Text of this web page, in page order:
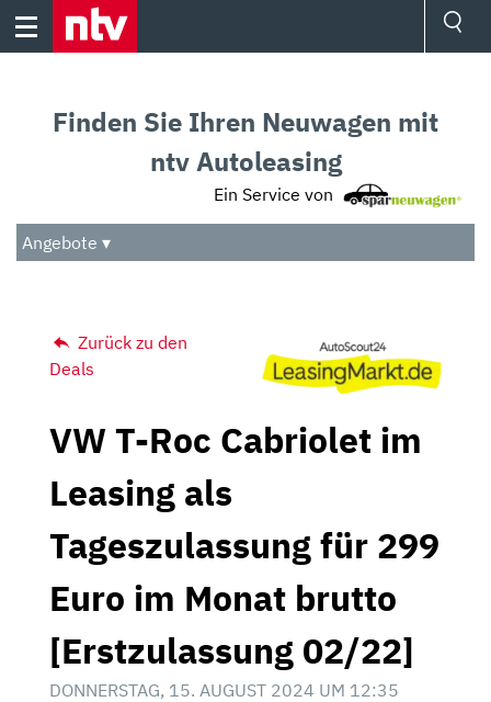
Skip
Audio
Das Beste
Finden Sie Ihren Neuwagen mit
ntv Autoleasing
Ein Service von
Angebote ▾
Zurück zu den
Deals
VW T-Roc Cabriolet im
Leasing als
Tageszulassung für 299
Euro im Monat brutto
[Erstzulassung 02/22]
DONNERSTAG, 15. AUGUST 2024 UM 12:35